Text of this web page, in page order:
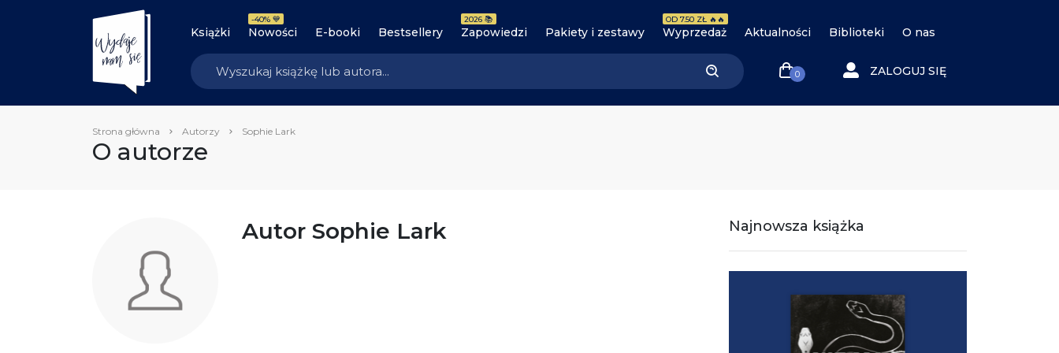
Książki Nowości
-40% 💙
E-booki Bestsellery Zapowiedzi
2026 📚
Pakiety i zestawy Wyprzedaż
OD 7.50 ZŁ 🔥🔥
Aktualności Biblioteki O nas
0 ZALOGUJ SIĘ
Strona główna Autorzy Sophie Lark
O autorze
Autor Sophie Lark Najnowsza książka